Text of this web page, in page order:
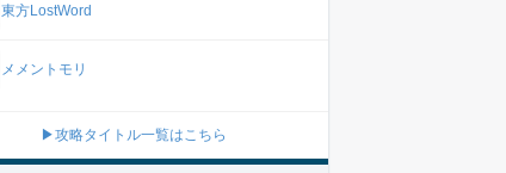
東方LostWord
メメントモリ
▶攻略タイトル一覧はこちら